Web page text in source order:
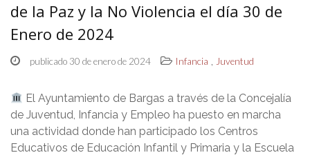
de la Paz y la No Violencia el día 30 de
Enero de 2024
publicado 30 de enero de 2024 Infancia , Juventud
El Ayuntamiento de Bargas a través de la Concejalía
de Juventud, Infancia y Empleo ha puesto en marcha
una actividad donde han participado los Centros
Educativos de Educación Infantil y Primaria y la Escuela